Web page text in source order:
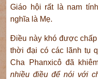
Giáo hội rất là nam
nghĩa là Mẹ.
Điều này khó được
thời đại có các lãnh tụ
Cha Phanxicô đã
nhiều điều để nói với